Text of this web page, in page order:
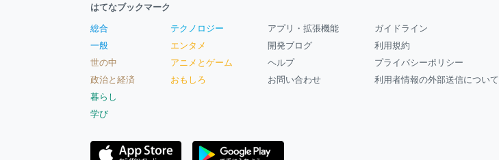
はてなブックマーク
総合
一般
世の中
政治と経済
暮らし
学び
テクノロジー
エンタメ
アニメとゲーム
おもしろ
アプリ・拡張機能
開発ブログ
ヘルプ
お問い合わせ
ガイドライン
利用規約
プライバシーポリシー
利用者情報の外部送信について